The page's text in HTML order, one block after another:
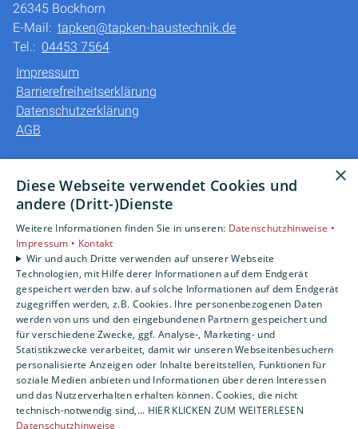
26345 Bockhorn
E-Mail: tapken@tapken-haustechnik.de
Tel.: 04453 7564
Impressum
Barrierefreiheitserklärung
Datenschutzerklärung
AGB
Privatkunden
Gewerbekunden
Karriere
Unternehmen
Kontakt
×
Diese Webseite verwendet Cookies und
andere (Dritt-)Dienste
Weitere Informationen finden Sie in unseren: Datenschutzhinweise •
Impressum • Kontakt
Wir und auch Dritte verwenden auf unserer Webseite
Technologien, mit Hilfe derer Informationen auf dem Endgerät
gespeichert werden bzw. auf solche Informationen auf dem Endgerät
zugegriffen werden, z.B. Cookies. Ihre personenbezogenen Daten
werden von uns und den eingebundenen Partnern gespeichert und
für verschiedene Zwecke, ggf. Analyse-, Marketing- und
Statistikzwecke verarbeitet, damit wir unseren Webseitenbesuchern
personalisierte Anzeigen oder Inhalte bereitstellen, Funktionen für
soziale Medien anbieten und Informationen über deren Interessen
und das Nutzerverhalten erhalten können. Cookies, die nicht
technisch-notwendig sind,... HIER KLICKEN ZUM WEITERLESEN
Datenschutzhinweise